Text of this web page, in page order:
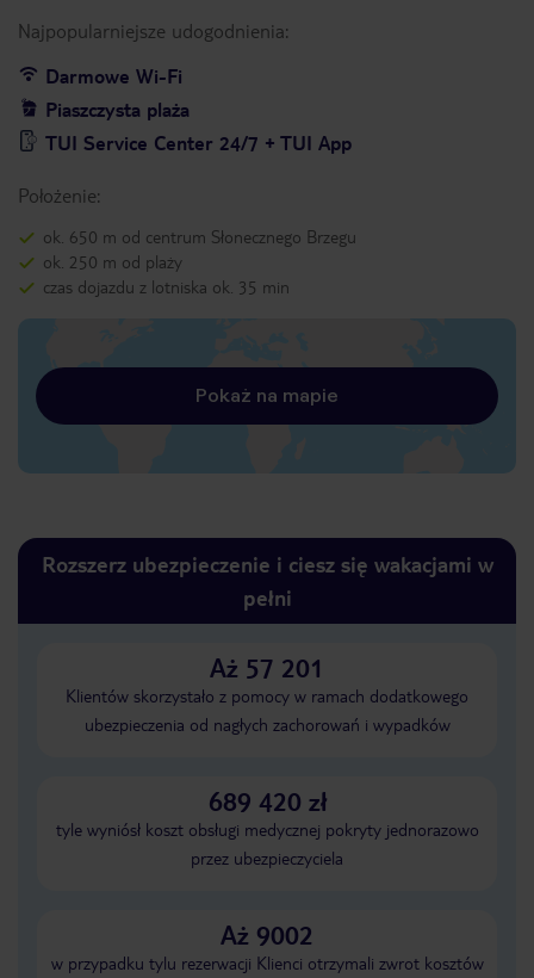
Najpopularniejsze udogodnienia:
Darmowe Wi-Fi
Piaszczysta plaża
TUI Service Center 24/7 + TUI App
Położenie:
ok. 650 m od centrum Słonecznego Brzegu
ok. 250 m od plaży
czas dojazdu z lotniska ok. 35 min
Pokaż na mapie
Rozszerz ubezpieczenie i ciesz się wakacjami w
pełni
Aż 57 201
Klientów skorzystało z pomocy w ramach dodatkowego
ubezpieczenia od nagłych zachorowań i wypadków
689 420 zł
tyle wyniósł koszt obsługi medycznej pokryty jednorazowo
przez ubezpieczyciela
Aż 9002
w przypadku tylu rezerwacji Klienci otrzymali zwrot kosztów